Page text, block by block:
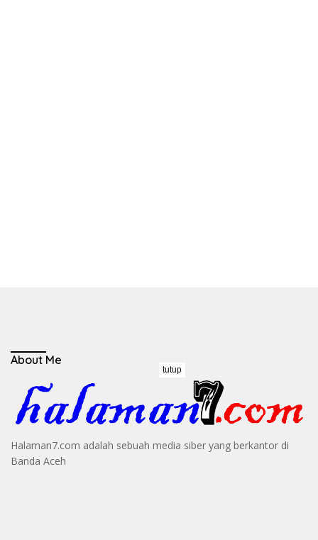
About Me
Halaman7.com adalah sebuah media siber yang berkantor di
Banda Aceh
tutup